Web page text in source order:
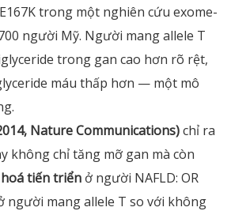
trong một nghiên cứu exome-
người Mỹ. Người mang allele T
trong gan cao hơn rõ rệt,
máu thấp hơn — một mô
Nature Communications)chỉ ra
không chỉ tăng mỡ gan mà còn
tiến triển ở người NAFLD: OR
người mang allele T so với không